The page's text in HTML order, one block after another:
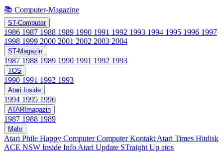
📚 Computer-Magazine
ST-Computer
1986 1987 1988 1989 1990 1991 1992 1993 1994 1995 1996 1997
1998 1999 2000 2001 2002 2003 2004
ST-Magazin
1987 1988 1989 1990 1991 1992 1993
TOS
1990 1991 1992 1993
Atari Inside
1994 1995 1996
ATARImagazin
1987 1988 1989
Mehr
Atari Phile Happy ComputerComputer Kontakt Atari Times Hitdisk
ACE NSW Inside Info Atari Update STraight Up atos